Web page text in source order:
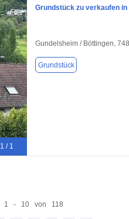
1 / 1
Grundstück zu verkaufen in
Gundelsheim / Böttingen,
Grundstück
1 - 10 von 118